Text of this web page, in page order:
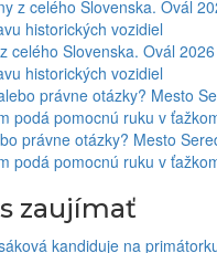
celého Slovenska. Ovál
historických vozidiel
právne otázky? Mesto
podá pomocnú ruku v
zaujímať